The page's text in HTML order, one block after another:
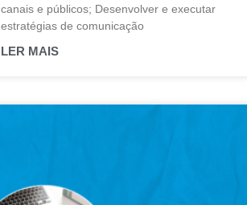
canais e públicos; Desenvolver e executar
estratégias de comunicação
LER MAIS